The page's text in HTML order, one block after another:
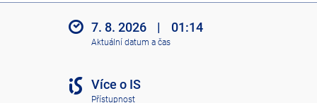
7. 8. 2026 | 01:14
Aktuální datum a čas
Více o IS
Přístupnost